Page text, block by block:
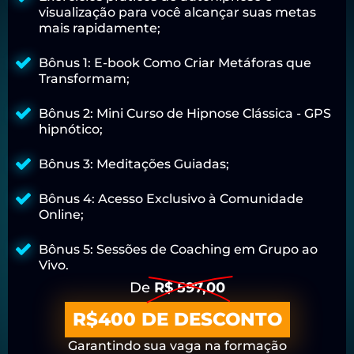
visualização para você alcançar suas metas
mais rapidamente;
Bônus 1: E-book Como Criar Metáforas que
Transformam;
Bônus 2: Mini Curso de Hipnose Clássica - GPS
hipnótico;
Bônus 3: Meditações Guiadas;
Bônus 4: Acesso Exclusivo à Comunidade
Online;
Bônus 5: Sessões de Coaching em Grupo ao
Vivo.
De R$ 597,00
R$400 DE DESCONTO
Garantindo sua vaga na formação